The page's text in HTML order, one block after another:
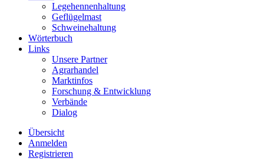
Legehennenhaltung
Geflügelmast
Schweinehaltung
Wörterbuch
Links
Unsere Partner
Agrarhandel
Marktinfos
Forschung & Entwicklung
Verbände
Dialog
Übersicht
Anmelden
Registrieren